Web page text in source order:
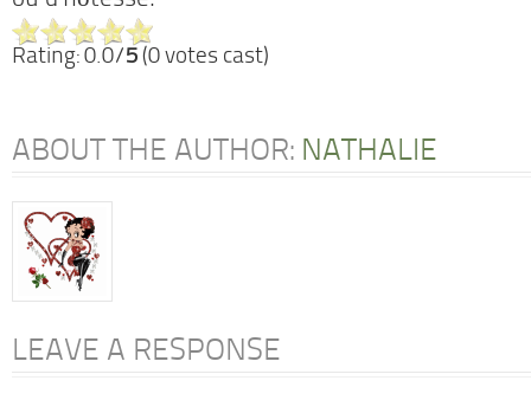
Rating: 0.0/5 (0 votes cast)
ABOUT THE AUTHOR: NATHALIE
LEAVE A RESPONSE